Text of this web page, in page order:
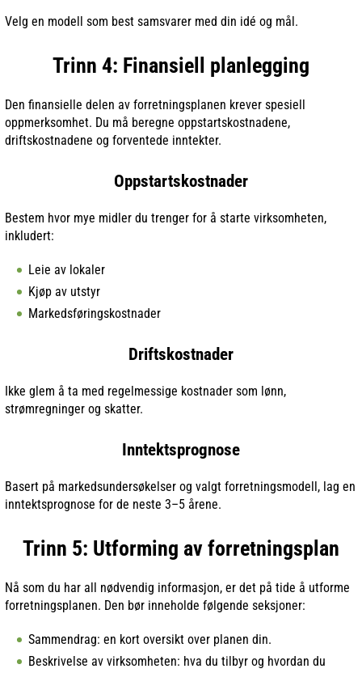
Velg en modell som best samsvarer med din idé og mål.
Trinn 4: Finansiell planlegging
Den finansielle delen av forretningsplanen krever spesiell
oppmerksomhet. Du må beregne oppstartskostnadene,
driftskostnadene og forventede inntekter.
Oppstartskostnader
Bestem hvor mye midler du trenger for å starte virksomheten,
inkludert:
Leie av lokaler
Kjøp av utstyr
Markedsføringskostnader
Driftskostnader
Ikke glem å ta med regelmessige kostnader som lønn,
strømregninger og skatter.
Inntektsprognose
Basert på markedsundersøkelser og valgt forretningsmodell, lag en
inntektsprognose for de neste 3–5 årene.
Trinn 5: Utforming av forretningsplan
Nå som du har all nødvendig informasjon, er det på tide å utforme
forretningsplanen. Den bør inneholde følgende seksjoner:
Sammendrag: en kort oversikt over planen din.
Beskrivelse av virksomheten: hva du tilbyr og hvordan du